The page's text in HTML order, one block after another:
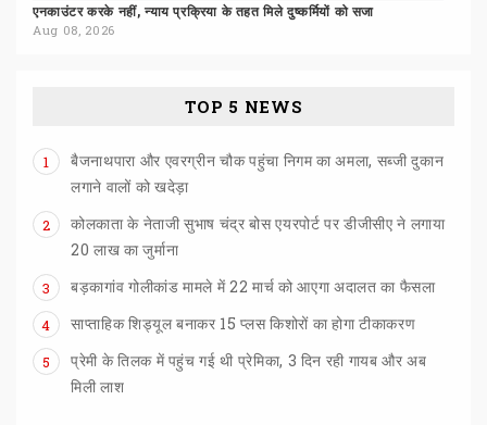
एनकाउंटर करके नहीं, न्याय प्रक्रिया के तहत मिले दुष्कर्मियों को सजा
Aug 08, 2026
TOP 5 NEWS
1
बैजनाथपारा और एवरग्रीन चौक पहुंचा निगम का अमला, सब्जी दुकान
लगाने वालों को खदेड़ा
2
कोलकाता के नेताजी सुभाष चंद्र बोस एयरपोर्ट पर डीजीसीए ने लगाया
20 लाख का जुर्माना
3 बड़कागांव गोलीकांड मामले में22 मार्च कोआएगाअदालत का फैसला
4 साप्ताहिकशिड्यूलबनाकर 15 प्लसकिशोरों काहोगाटीकाकरण
5
प्रेमी के तिलक में पहुंच गई थी प्रेमिका, 3 दिन रही गायब और अब
मिली लाश